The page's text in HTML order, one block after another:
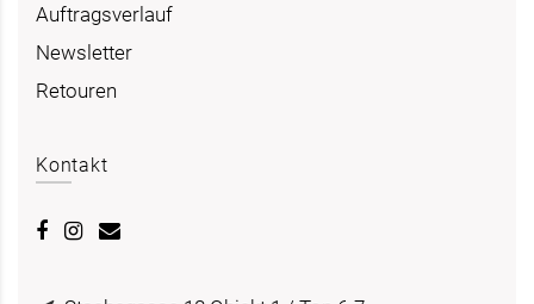
Auftragsverlauf
Newsletter
Retouren
Kontakt